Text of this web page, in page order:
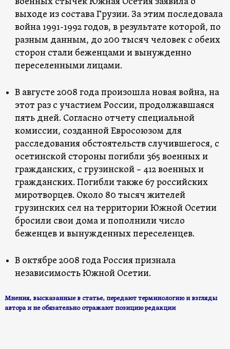
выходе из состава Грузии. За этим последовала
война 1991-1992 годов, в результате которой, по
разным данным, до 200 тысяч человек с обеих
сторон стали беженцами и вынужденно
переселенными лицами.
В августе 2008 года произошла новая война, на
этот раз с участием России, продолжавшаяся
пять дней. Согласно отчетуспециальной
комиссии, созданной Евросоюзом для
расследования обстоятельств случившегося, с
осетинской стороны погибли 365 военных и
гражданских, с грузинской – 412 военных и
гражданских. Погибли также 67 российских
миротворцев. Около 80 тысяч жителей
грузинских сел на территории Южной Осетии
бросили свои дома и пополнили число
беженцев и вынужденных переселенцев.
В октябре 2008 года Россия признала
независимость Южной Осетии.
Мнения, высказанные в статье, передают терминологию и взгляды
авторa и не обязательно отражают позицию редакции